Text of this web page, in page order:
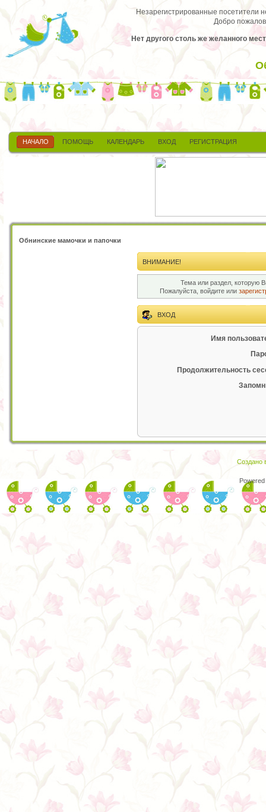
Незарегистрированные посетители
Добро
Нет другого столь же желанного
НАЧАЛО ПОМОЩЬ КАЛЕНДАРЬ ВХОД РЕГИСТРАЦИЯ
Обнинские мамочки и папочки
ВНИМАНИЕ!
Тема или раздел, которую
Пожалуйста, войдите или
ВХОД
Имя
Продолжительность
Создано